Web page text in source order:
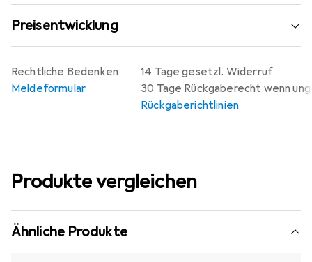
Preisentwicklung
14 Tage gesetzl. Widerruf
30 Tage Rückgaberecht wenn
Rückgaberichtlinien
Rechtliche Bedenken
Meldeformular
Produkte vergleichen
Ähnliche Produkte